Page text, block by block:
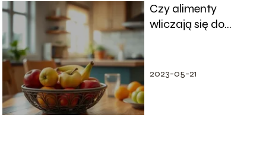
Czy alimenty
wliczają się do
najważniejsze
2023-05-21